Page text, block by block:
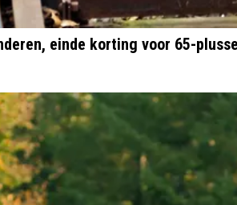
einde korting voor 65-